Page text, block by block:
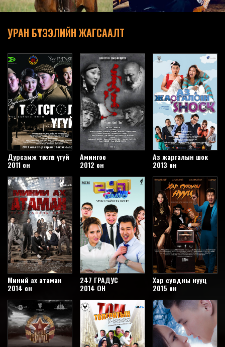
УРАН БҮТЭЭЛИЙН ЖАГСААЛТ
Дурсамж төгсгөл үгүй
2011 он
Амингоо
2012 он
Аз жаргалын шок
2013 он
Миний ах атаман
2014 он
247 ГРАДУС
2014 ОН
Хар сувдны нууц
2015 он